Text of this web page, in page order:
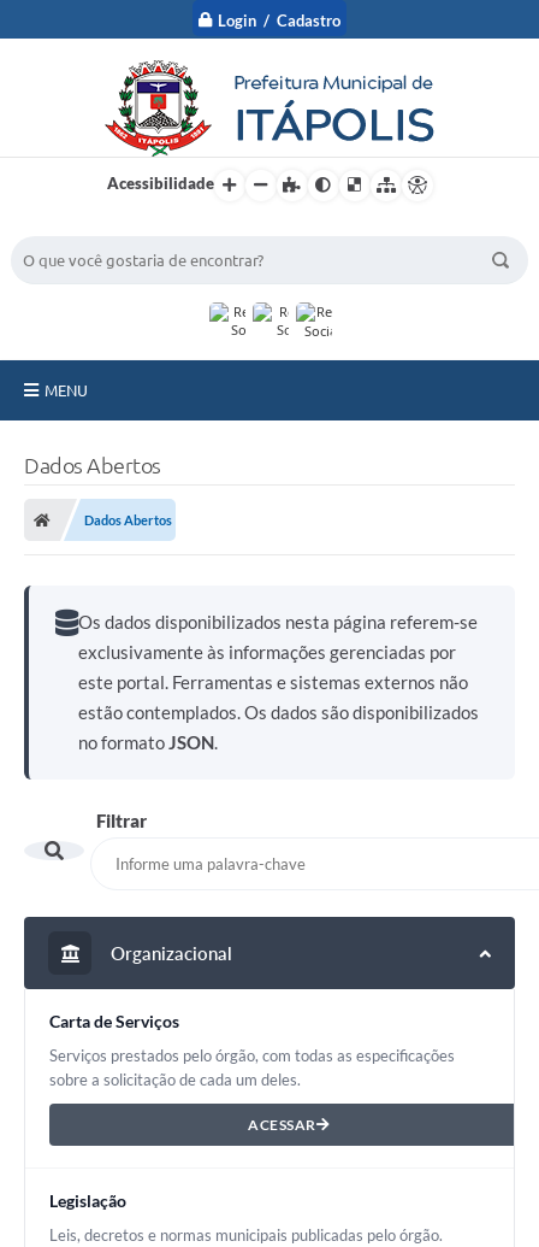
Login / Cadastro
Acessibilidade
MENU
Secretarias
Serviços Online
Carta de Serviços
Contato
Editais
Vagas de Emprego - PAT
Plano Diretor
Planos de Tecnologia da Informação e Comunicação
Via Rápida Empresa
Itinerário do Transporte Público de Itápolis
Documentos
Água de Qualidade
Dados Abertos
Dados Abertos
Os dados disponibilizados nesta página referem-se
exclusivamente às informações gerenciadas por
este portal. Ferramentas e sistemas externos não
estão contemplados. Os dados são disponibilizados
no formatoJSON.
Filtrar
Organizacional
Carta de Serviços
Serviços prestados pelo órgão, com todas as especificações
sobre a solicitação de cada um deles.
ACESSAR
Legislação
Leis, decretos e normas municipais publicadas pelo órgão.